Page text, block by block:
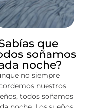
que
soñamos
noche?
no siempre
nuestros
todos soñamos